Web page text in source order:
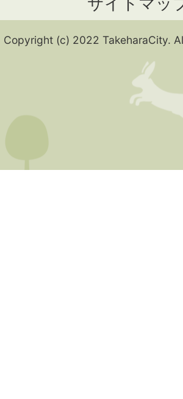
Copyright (c) 2022 TakeharaCity.